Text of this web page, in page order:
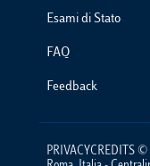
Esami di Stato
FAQ
Feedback
PRIVACYCREDITS ©